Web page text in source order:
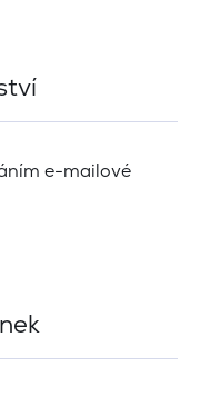
e-mailové